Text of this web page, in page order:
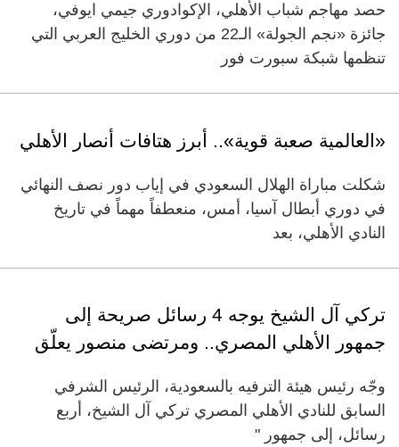
حصد مهاجم شباب الأهلي، الإكوادوري جيمي ايوفي،
جائزة «نجم الجولة» الـ22 من دوري الخليج العربي التي
تنظمها شبكة سبورت فور
«العالمية صعبة قوية».. أبرز هتافات أنصار الأهلي
شكلت مباراة الهلال السعودي في إياب دور نصف النهائي
في دوري أبطال آسيا، أمس، منعطفاً مهماً في تاريخ
النادي الأهلي، بعد
تركي آل الشيخ يوجه 4 رسائل صريحة إلى
جمهور الأهلي المصري.. ومرتضى منصور يعلّق
وجّه رئيس هيئة الترفيه بالسعودية، الرئيس الشرفي
السابق للنادي الأهلي المصري تركي آل الشيخ، أربع
رسائل، إلى جمهور "